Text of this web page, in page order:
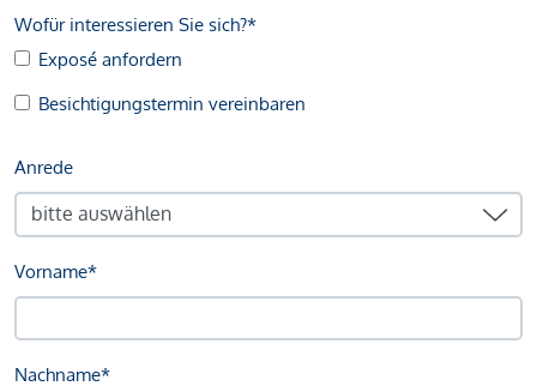
Wofür interessieren Sie sich?*
Exposé anfordern
Besichtigungstermin vereinbaren
Anrede
Vorname*
Nachname*